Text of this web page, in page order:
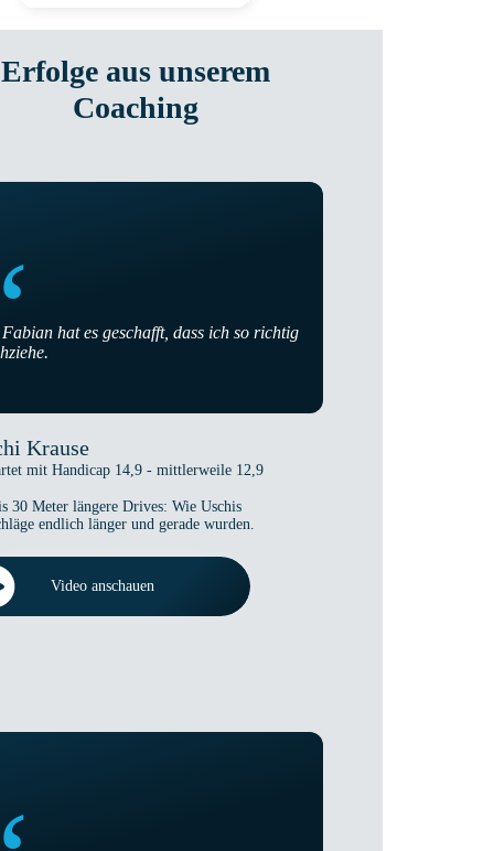
Erfolge aus unserem
Coaching
hat es geschafft, dass ich so richtig
Krause
mit Handicap 14,9 - mittlerweile 12,9
30 Meter längere Drives: Wie Uschis
endlich länger und gerade wurden.
Video anschauen